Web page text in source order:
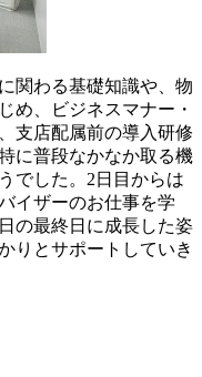
関わる基礎知識や、物
め、ビジネスマナー・
支店配属前の導入研修
に普段なかなか取る機
でした。2日目からは
イザーのお仕事を学
の最終日に成長した姿
りとサポートしていき